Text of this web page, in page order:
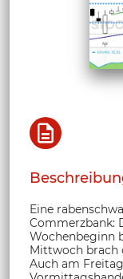
Eine
Commerzbank:
Wochenbeginn
Mittwoch brach
Auch am